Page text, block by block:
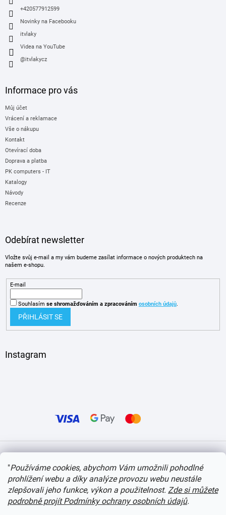
"Používáme cookies, abychom Vám umožnili pohodlné
prohlížení webu a díky analýze provozu webu neustále
zlepšovali jeho funkce, výkon a použitelnost. Zde si můžete
podrobně projít Podmínky ochrany osobních údajů.
+420577912599
Novinky na Facebooku
itvlaky
Videa na YouTube
@itvlakycz
Informace pro vás
Můj účet
Vrácení a reklamace
Vše o nákupu
Kontakt
Otevírací doba
Doprava a platba
PK computers - IT
Katalogy
Návody
Recenze
Odebírat newsletter
Vložte svůj e-mail a my vám budeme zasílat informace o nových produktech na
našem e-shopu.
E-mail
Souhlasím se shromažďováním a zpracováním osobních údajů.
PŘIHLÁSIT SE
Instagram
Copyright 2026itvlaky.cz . Všechna práva vyhrazena. Upravit nastavení cookies